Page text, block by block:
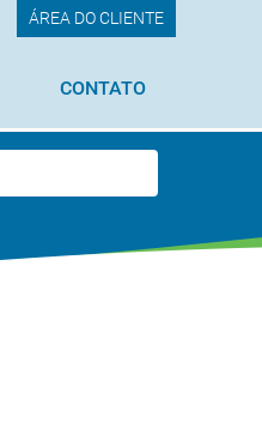
ÁREA DO CLIENTE
CONTATO